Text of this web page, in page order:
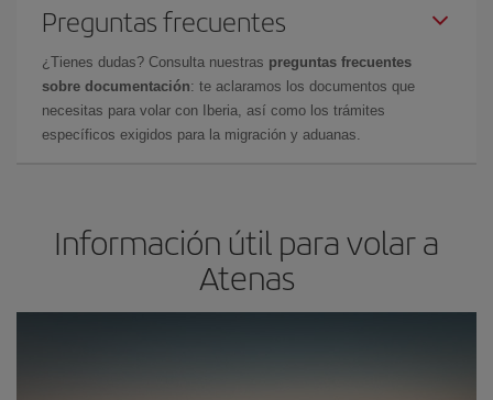
Preguntas frecuentes
¿Tienes dudas? Consulta nuestras preguntas frecuentes
sobre documentación: te aclaramos los documentos que
necesitas para volar con Iberia, así como los trámites
específicos exigidos para la migración y aduanas.
Información útil para volar a
Atenas